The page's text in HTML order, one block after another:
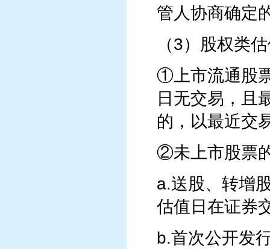
管人协商确定
（3）股权类
①上市流通股
日无交易，且
的，以最近交
②未上市股票
a.送股、转增
估值日在证券
b.首次公开发